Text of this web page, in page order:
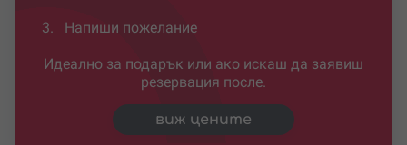
3. Напиши пожелание
Идеално за подарък или ако искаш да заявиш
резервация после.
виж цените